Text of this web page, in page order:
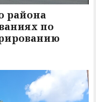
района
по